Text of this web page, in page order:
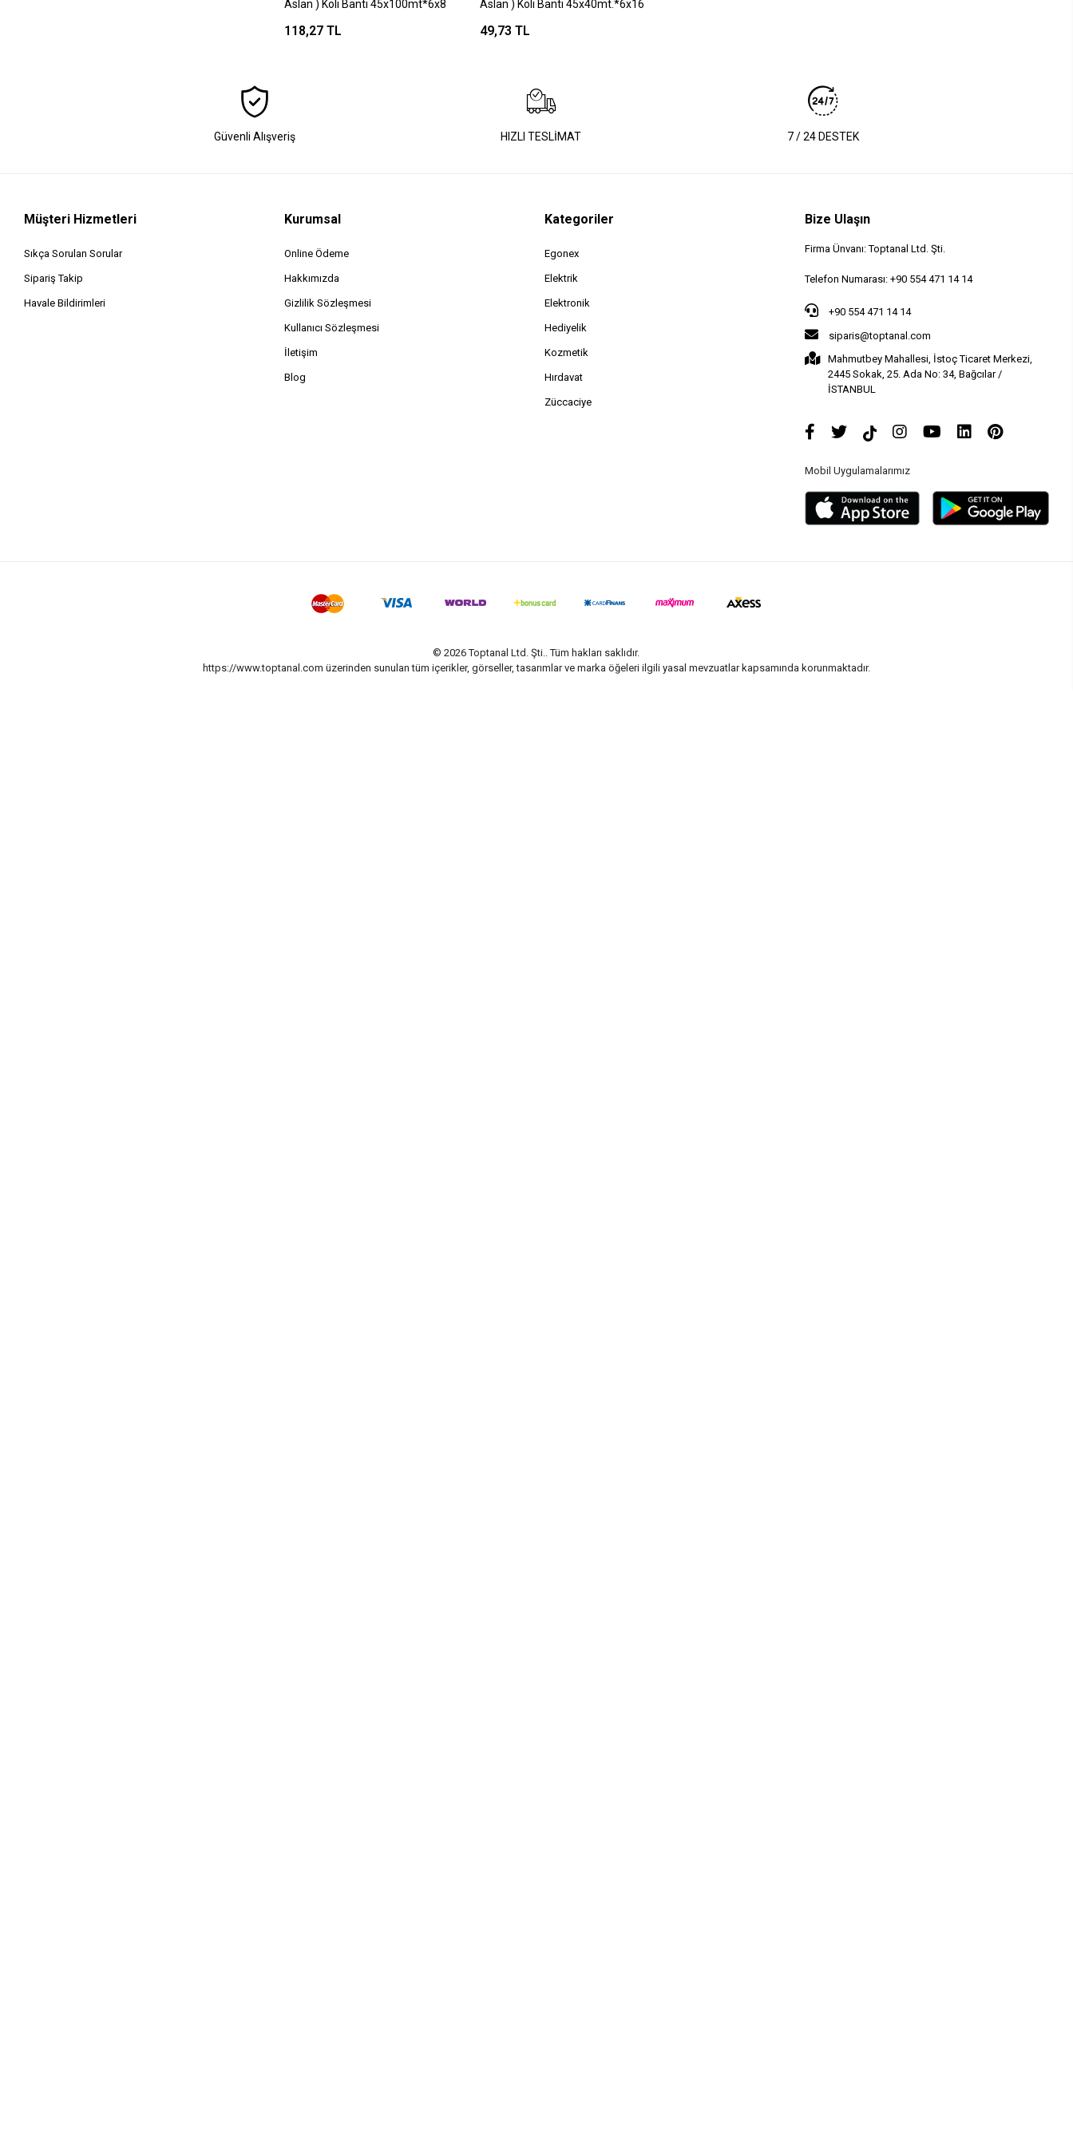
Aslan ) Koli Bantı 45x100mt*6x8
118,27 TL
Aslan ) Koli Bantı 45x40mt.*6x16
49,73 TL
Güvenli Alışveriş HIZLI TESLİMAT 7 / 24 DESTEK
Müşteri Hizmetleri
Sıkça Sorulan Sorular
Sipariş Takip
Havale Bildirimleri
Kurumsal
Online Ödeme
Hakkımızda
Gizlilik Sözleşmesi
Kullanıcı Sözleşmesi
İletişim
Blog
Kategoriler
Egonex
Elektrik
Elektronik
Hediyelik
Kozmetik
Hırdavat
Züccaciye
Bize Ulaşın
Firma Ünvanı: Toptanal Ltd. Şti.
Telefon Numarası: +90 554 471 14 14
+90 554 471 14 14
siparis@toptanal.com
Mahmutbey Mahallesi, İstoç Ticaret Merkezi,
2445 Sokak, 25. Ada No: 34, Bağcılar /
İSTANBUL
Mobil Uygulamalarımız
© 2026 Toptanal Ltd. Şti.. Tüm hakları saklıdır.
https://www.toptanal.com üzerinden sunulan tüm içerikler, görseller, tasarımlar ve marka öğeleri ilgili yasal mevzuatlar kapsamında korunmaktadır.